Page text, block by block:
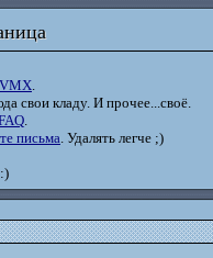
VMX.
свои кладу. И прочее...своё.
.
письма. Удалять легче ;)